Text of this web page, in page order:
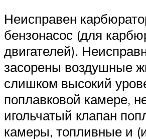
Неисправен
бензонасос (для
двигателей).
засорены воздушные
слишком высокий
поплавковой камере,
игольчатый клапан
камеры, топливные и